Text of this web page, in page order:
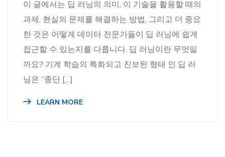
이 글에서는 딥 러닝의 의미, 이 기술을 활용할 때의
과제, 현실의 문제를 해결하는 방법, 그리고 더 중요
한 것은 어떻게 데이터 전문가들이 딥 러닝에 쉽게
접근할 수 있는지를 다룹니다. 딥 러닝이란 무엇일
까요? 기계 학습의 특화되고 진보된 형태 인 딥 러
닝은 “종단 […]
LEARN MORE